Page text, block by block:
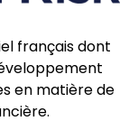
français dont
en matière de